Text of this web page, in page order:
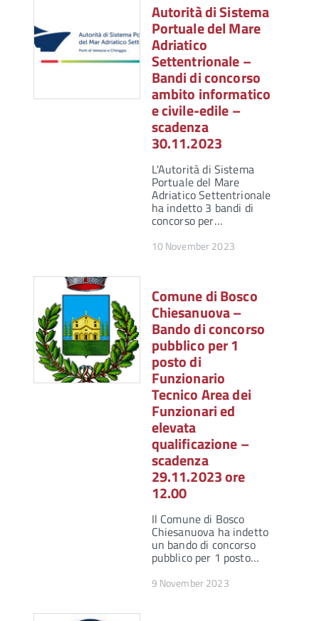
Autorità di Sistema
Portuale del Mare
Adriatico
Settentrionale –
Bandi di concorso
ambito informatico
e civile-edile –
scadenza
30.11.2023
L'Autorità di Sistema
Portuale del Mare
Adriatico Settentrionale
ha indetto 3 bandi di
concorso per…
10 November 2023
Comune di Bosco
Chiesanuova –
Bando di concorso
pubblico per 1
posto di
Funzionario
Tecnico Area dei
Funzionari ed
elevata
qualificazione –
scadenza
29.11.2023 ore
12.00
Il Comune di Bosco
Chiesanuova ha indetto
un bando di concorso
pubblico per 1 posto…
9 November 2023